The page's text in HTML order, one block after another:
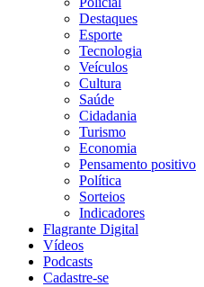
Destaques
Esporte
Tecnologia
Veículos
Cultura
Saúde
Cidadania
Turismo
Economia
Pensamento positivo
Política
Sorteios
Indicadores
Flagrante Digital
Vídeos
Podcasts
Cadastre-se